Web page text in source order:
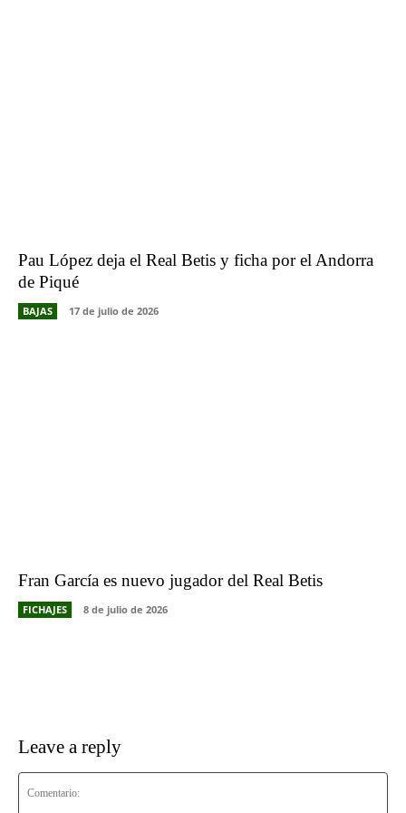
Pau López deja el Real Betis y ficha por el Andorra
de Piqué
BAJAS 17 de julio de 2026
Fran García es nuevo jugador del Real Betis
FICHAJES 8 de julio de 2026
Leave a reply